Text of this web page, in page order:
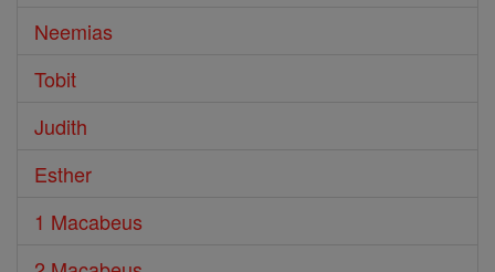
Neemias
Tobit
Judith
Esther
1 Macabeus